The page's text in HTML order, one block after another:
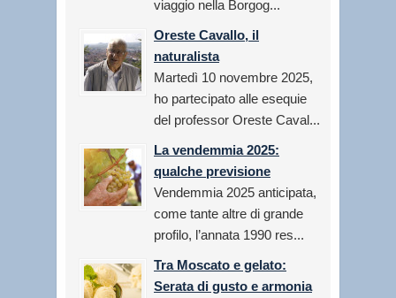
viaggio nella Borgog...
Oreste Cavallo, il
naturalista
Martedì 10 novembre 2025,
ho partecipato alle esequie
del professor Oreste Caval...
La vendemmia 2025:
qualche previsione
Vendemmia 2025 anticipata,
come tante altre di grande
profilo, l’annata 1990 res...
Tra Moscato e gelato:
Serata di gusto e armonia